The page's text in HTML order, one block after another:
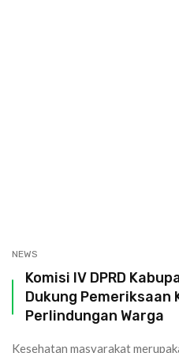
NEWS
Komisi IV DPRD
Dukung Pemeriksaan
Perlindungan Warga
Kesehatan masyarakat